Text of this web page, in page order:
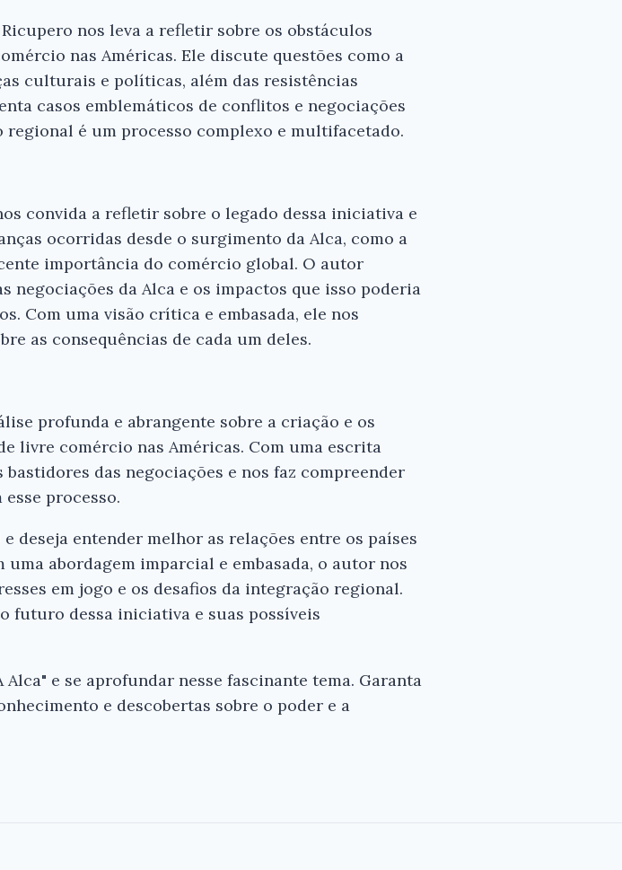
nos leva a refletir sobre os obstáculos
nas Américas. Ele discute questões como a
culturais e políticas, além das resistências
casos emblemáticos de conflitos e negociações
é um processo complexo e multifacetado.
convida a refletir sobre o legado dessa iniciativa e
ocorridas desde o surgimento da Alca, como a
importância do comércio global. O autor
negociações da Alca e os impactos que isso poderia
Com uma visão crítica e embasada, ele nos
as consequências de cada um deles.
profunda e abrangente sobre a criação e os
livre comércio nas Américas. Com uma escrita
das negociações e nos faz compreender
processo.
deseja entender melhor as relações entre os países
uma abordagem imparcial e embasada, o autor nos
em jogo e os desafios da integração regional.
futuro dessa iniciativa e suas possíveis
e se aprofundar nesse fascinante tema. Garanta
e descobertas sobre o poder e a